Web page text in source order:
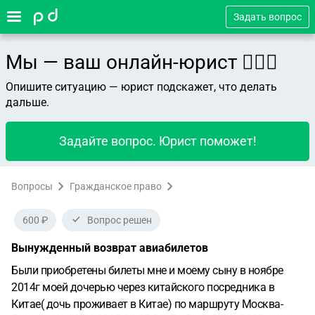
Задать вопрос
Мы — ваш онлайн-юрист 👨🏻‍⚖️
Опишите ситуацию — юрист подскажет, что делать
дальше.
Задайте вопрос. Юрист поможет!
Вопросы Гражданское право
600 ₽ Вопрос решен
Вынужденный возврат авиабилетов
Были приобретены билеты мне и моему сыну в ноябре
2014г моей дочерью через китайского посредника в
Китае( дочь проживает в Китае) по маршруту Москва-